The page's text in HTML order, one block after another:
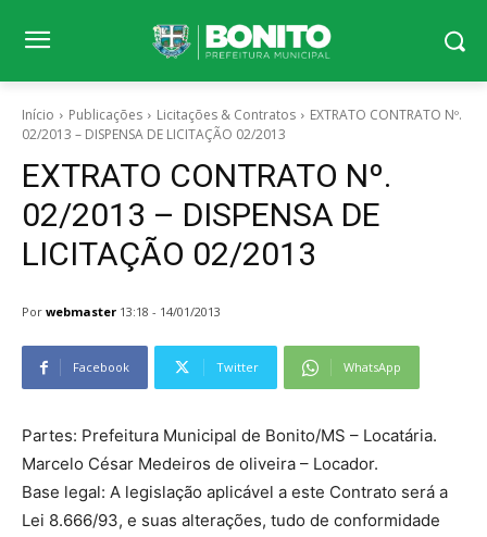
Início Publicações Licitações & Contratos
EXTRATO CONTRATO Nº.
02/2013 – DISPENSA DE LICITAÇÃO 02/2013
EXTRATO CONTRATO Nº.
02/2013 – DISPENSA DE
LICITAÇÃO 02/2013
Por webmaster 13:18 - 14/01/2013
Facebook Twitter WhatsApp
Partes: Prefeitura Municipal de Bonito/MS – Locatária.
Marcelo César Medeiros de oliveira – Locador.
Base legal: A legislação aplicável a este Contrato será a
Lei 8.666/93, e suas alterações, tudo de conformidade